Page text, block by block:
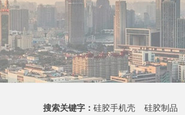
搜索关键字： 硅胶手机壳 硅胶制品